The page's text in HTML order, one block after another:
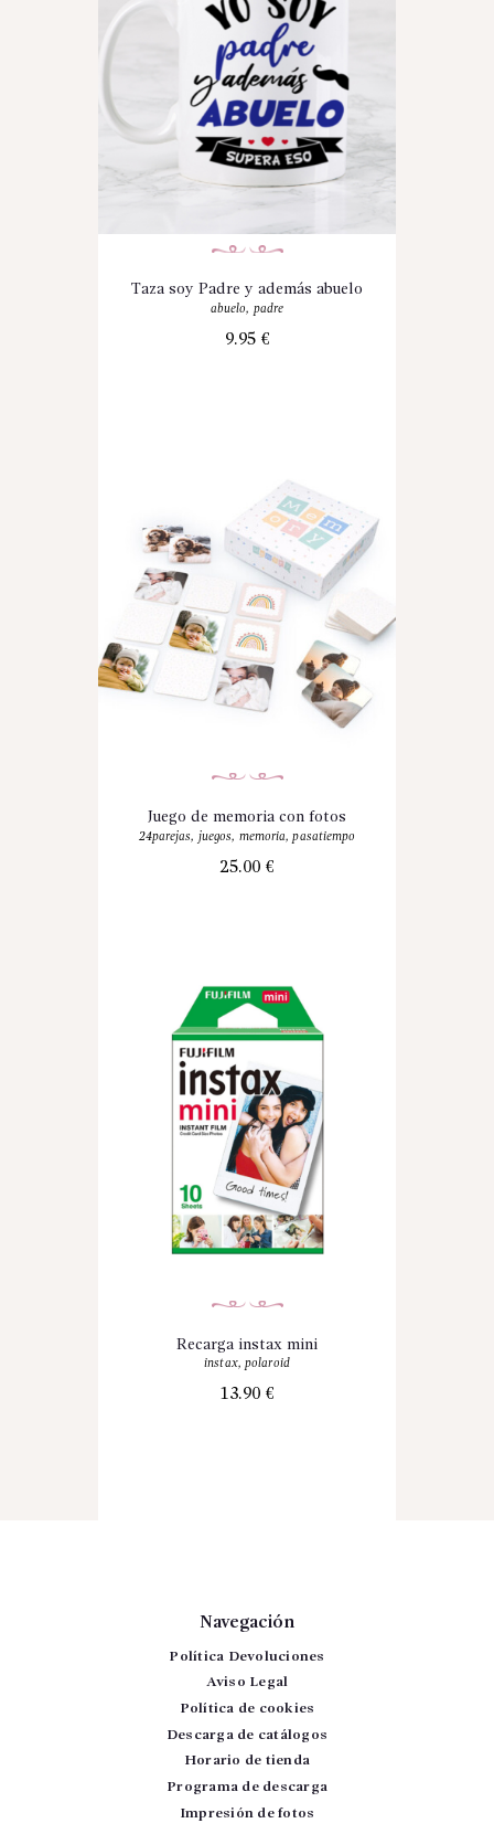
Taza soy Padre y además abuelo
abuelo, padre
9.95 €
Juego de memoria con fotos
24parejas, juegos, memoria,pasatiempo
25.00 €
Recarga instax mini
instax, polaroid
13.90 €
Navegación
Política Devoluciones
Aviso Legal
Política de cookies
Descarga de catálogos
Horario de tienda
Programa de descarga
Impresión de fotos